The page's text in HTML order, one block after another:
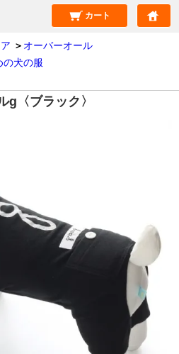
カート
＞ オーバーオール
の犬の服
g〈ブラック〉